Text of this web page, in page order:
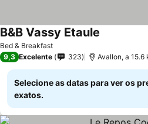
Bed & Breakfast
B&B Vassy Etaule
9,3 Excelente 323 Avallon, a 15.6
Selecione as datas para ver os
exatos.